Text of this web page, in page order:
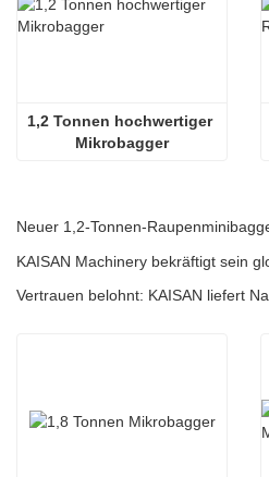
1,2 Tonnen hochwertiger
Mikrobagger